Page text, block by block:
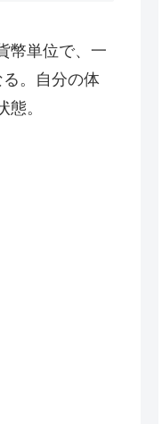
幣単位で、一
。自分の体
。